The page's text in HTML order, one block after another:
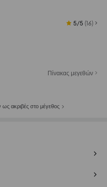
5/5 (16)
Πίνακας μεγεθών
ακριβές στο μέγεθος